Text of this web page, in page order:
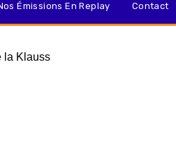
Émissions En Replay Contact